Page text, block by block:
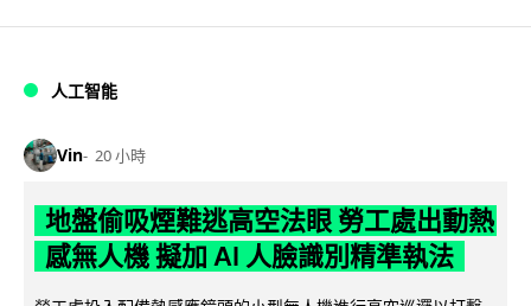
人工智能
Vin 20 小時
地盤偷吸煙難逃高空法眼 勞工處出動熱
感無人機 擬加 AI 人臉識別精準執法